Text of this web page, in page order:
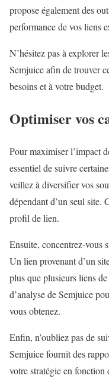
propose également des
performance de vos liens
N’hésitez pas à explorer
Semjuice afin de trouver
besoins et à votre budget.
Optimiser vos
Pour maximiser l’impact
essentiel de suivre
veillez à diversifier vos
dépendant d’un seul site.
profil de lien.
Ensuite, concentrez-vous
Un lien provenant d’un
plus que plusieurs liens
d’analyse de Semjuice
vous obtenez.
Enfin, n’oubliez pas de
Semjuice fournit des
votre stratégie en fonction